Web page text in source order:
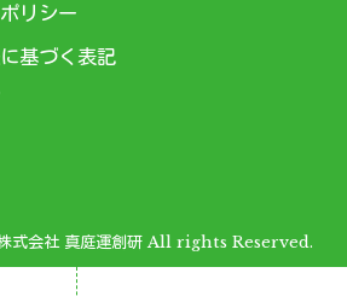
リシー
基づく表記
会社 真庭運創研 All rights Reserved.